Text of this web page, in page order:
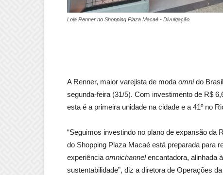
Loja Renner no Shopping Plaza Macaé - Divulgação
A Renner, maior varejista de moda omnido
segunda-feira (31/5). Com investimento de R$
esta é a primeira unidade na cidade e a 41º no
“Seguimos investindo no plano de expansão da
do Shopping Plaza Macaé está preparada para
experiência omnichannelencantadora, alinhada
sustentabilidade”, diz a diretora de Operações